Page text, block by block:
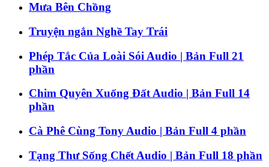
Mưa Bên Chồng
Truyện ngắn Nghề Tay Trái
Phép Tắc Của Loài Sói Audio | Bản Full 21
phần
Chim Quyên Xuống Đất Audio | Bản Full 14
phần
Cà Phê Cùng Tony Audio | Bản Full 4 phần
Tạng Thư Sống Chết Audio | Bản Full 18 phần